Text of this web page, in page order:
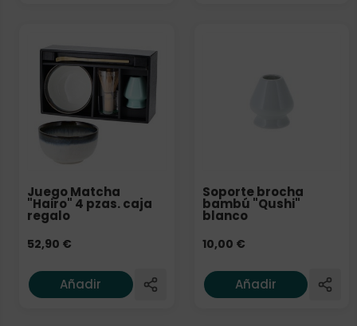
Juego Matcha
"Hairo" 4 pzas. caja
regalo
52,90 €
Añadir
Soporte brocha
bambú "Qushi"
blanco
10,00 €
Añadir